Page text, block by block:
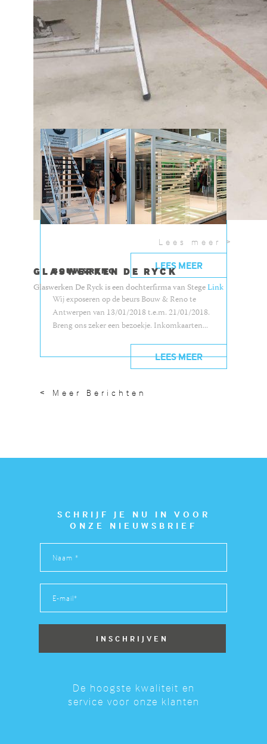
Lees meer >
GLASWERKEN DE RYCK
Glaswerken De Ryck is een dochterfirma van StegeLink
toonzaal of krijg nu al een voorproefje aan de
hand van deze...
LEES MEER
01/01/2015
BOUW&RENO
Wij exposeren op de beurs Bouw & Reno te
Antwerpen van 13/01/2018 t.e.m. 21/01/2018.
Breng ons zeker een bezoekje. Inkomkaarten...
LEES MEER
< Meer Berichten
SCHRIJF JE NU IN VOOR
ONZE NIEUWSBRIEF
De hoogste kwaliteit en
service voor onze klanten